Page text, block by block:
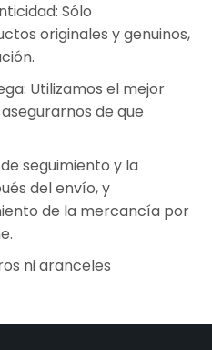
Sólo
originales y genuinos,
Utilizamos el mejor
de que
seguimiento y la
del envío, y
de la mercancía por
ni aranceles